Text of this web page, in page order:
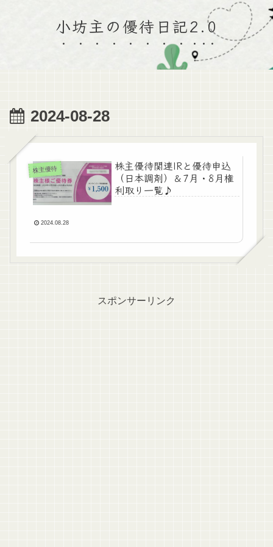
小坊主の優待日記2.0
2024-08-28
株主優待
株主優待関連IRと優待申込
（日本調剤）＆7月・8月権
利取り一覧♪
2024.08.28
スポンサーリンク